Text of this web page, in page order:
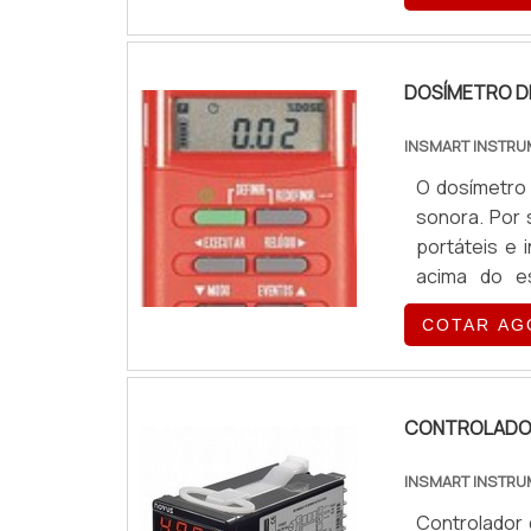
grandes
como
leitura por
orçamento
DOSÍMETRO
INSMART
O
sonora. Por
portáteis e
acima do
dosímetros
dataloggers
e interface
outras. De
COTAR
INSMART
Controlador